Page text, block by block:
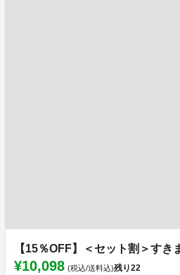
【15％OFF】＜セット割＞すき
¥10,098 (税込/送料込)残り22